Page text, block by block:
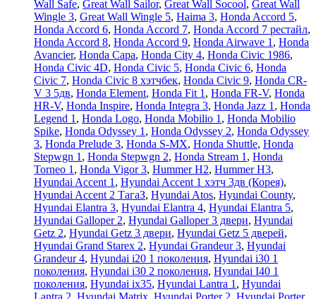
Wall Safe, Great Wall Sailor, Great Wall Socool, Great Wall
Wingle 3, Great Wall Wingle 5, Haima 3, Honda Accord 5,
Honda Accord 6, Honda Accord 7, Honda Accord 7 рестайл,
Honda Accord 8, Honda Accord 9, Honda Airwave 1 , Honda
Avancier, Honda Capa, Honda City 4, Honda Civic 1986,
Honda Civic 4D, Honda Civic 5, Honda Civic 6, Honda
Civic 7, Honda Civic 8 хэтчбек, Honda Civic 9, Honda CR-
V 3 5дв, Honda Element, Honda Fit 1 , Honda FR-V, Honda
HR-V, Honda Inspire, Honda Integra 3, Honda Jazz 1 , Honda
Legend 1 , Honda Logo, Honda Mobilio 1 , Honda Mobilio
Spike, Honda Odyssey 1 , Honda Odyssey 2, Honda Odyssey
3, Honda Prelude 3, Honda S-MX, Honda Shuttle, Honda
Stepwgn 1 , Honda Stepwgn 2, Honda Stream 1 , Honda
Torneo 1 , Honda Vigor 3, Hummer H2, Hummer H3,
Hyundai Accent 1 , Hyundai Accent 1 хэтч 3дв (Корея),
Hyundai Accent 2 ТагаЗ, Hyundai Atos, Hyundai County,
Hyundai Elantra 3, Hyundai Elantra 4, Hyundai Elantra 5,
Hyundai Galloper 2, Hyundai Galloper 3 двери, Hyundai
Getz 2, Hyundai Getz 3 двери, Hyundai Getz 5 дверей,
Hyundai Grand Starex 2, Hyundai Grandeur 3, Hyundai
Grandeur 4, Hyundai i20 1 поколения, Hyundai i30 1
поколения, Hyundai i30 2 поколения, Hyundai I40 1
поколения, Hyundai ix35, Hyundai Lantra 1 , Hyundai
Lantra 2, Hyundai Matrix, Hyundai Porter 2, Hyundai Porter